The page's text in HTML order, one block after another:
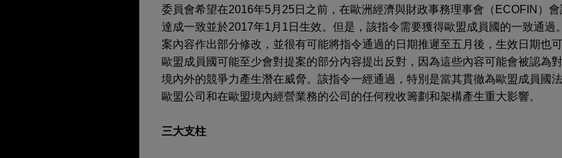
委員會希望在2016年5月25日之前，在歐洲經濟與財政事務理事會（ECOFIN）
達成一致並於2017年1月1日生效。但是，該指令需要獲得歐盟成員國的一致通過
案內容作出部分修改，並很有可能將指令通過的日期推遲至五月後，生效日期也
歐盟成員國可能至少會對提案的部分內容提出反對，因為這些內容可能會被認為
境內外的競爭力產生潛在威脅。該指令一經通過，特別是當其貫徹為歐盟成員國
歐盟公司和在歐盟境內經營業務的公司的任何稅收籌劃和架構產生重大影響。
三大支柱